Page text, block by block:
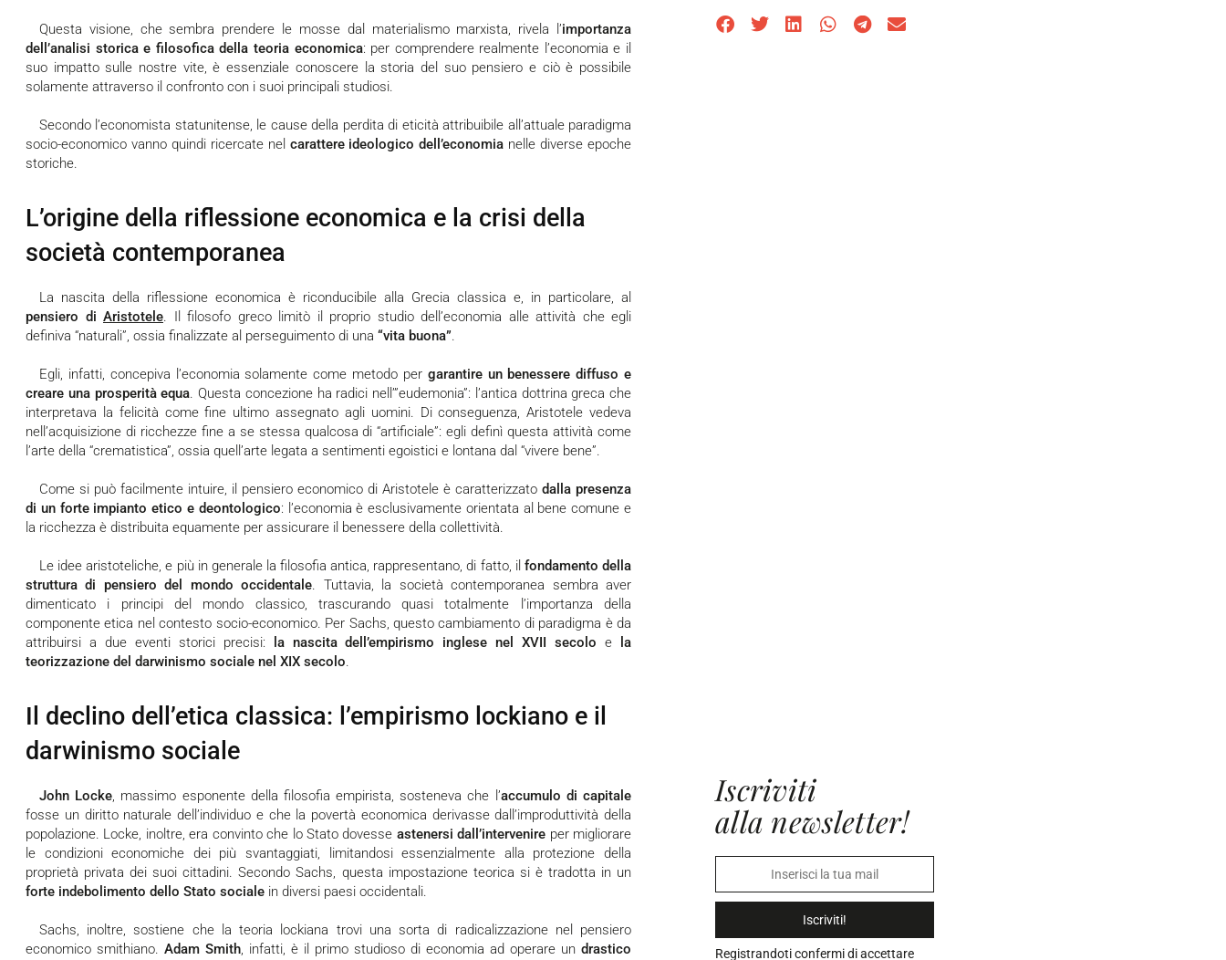
Questa visione, che sembra prendere le mosse dal materialismo marxista, rivela l’importanza
dell’analisi storica e filosofica della teoria economica: per comprendere realmente l’economia e il
suo impatto sulle nostre vite, è essenziale conoscere la storia del suo pensiero e ciò è possibile
solamente attraverso il confronto con i suoi principali studiosi.
Secondo l’economista statunitense, le cause della perdita di eticità attribuibile all’attuale paradigma
socio-economico vanno quindi ricercate nel carattere ideologico dell’economia nelle diverse epoche
storiche.
L’origine della riflessione economica e la crisi della
società contemporanea
La nascita della riflessione economica è riconducibile alla Grecia classica e, in particolare, al
pensiero di Aristotele. Il filosofo greco limitò il proprio studio dell’economia alle attività che egli
definiva “naturali”, ossia finalizzate al perseguimento di una “vita buona”.
Egli, infatti, concepiva l’economia solamente come metodo per garantire un benessere diffuso e
creare una prosperità equa. Questa concezione ha radici nell’”eudemonia”: l’antica dottrina greca che
interpretava la felicità come fine ultimo assegnato agli uomini. Di conseguenza, Aristotele vedeva
nell’acquisizione di ricchezze fine a se stessa qualcosa di “artificiale”: egli definì questa attività come
l’arte della “crematistica”, ossia quell’arte legata a sentimenti egoistici e lontana dal “vivere bene”.
Come si può facilmente intuire, il pensiero economico di Aristotele è caratterizzato dalla presenza
di un forte impianto etico e deontologico: l’economia è esclusivamente orientata al bene comune e
la ricchezza è distribuita equamente per assicurare il benessere della collettività.
Le idee aristoteliche, e più in generale la filosofia antica, rappresentano, di fatto, il fondamento della
struttura di pensiero del mondo occidentale. Tuttavia, la società contemporanea sembra aver
dimenticato i principi del mondo classico, trascurando quasi totalmente l’importanza della
componente etica nel contesto socio-economico. Per Sachs, questo cambiamento di paradigma è da
attribuirsi a due eventi storici precisi:
la nascita dell’empirismo inglese nel XVII secolo e
la
teorizzazione del darwinismo sociale nel XIX secolo.
Il declino dell’etica classica: l’empirismo lockiano e il
darwinismo sociale
John Locke, massimo esponente della filosofia empirista, sosteneva che l’accumulo di capitale
fosse un diritto naturale dell’individuo e che la povertà economica derivasse dall’improduttività della
popolazione. Locke, inoltre, era convinto che lo Stato dovesse astenersi dall’intervenire per migliorare
le condizioni economiche dei più svantaggiati, limitandosi essenzialmente alla protezione della
proprietà privata dei suoi cittadini. Secondo Sachs, questa impostazione teorica si è tradotta in un
forte indebolimento dello Stato sociale in diversi paesi occidentali.
Sachs, inoltre, sostiene che la teoria lockiana trovi una sorta di radicalizzazione nel pensiero
economico smithiano. Adam Smith, infatti, è il primo studioso di economia ad operare un drastico
Iscriviti
alla newsletter!
Iscriviti!
Registrandoti confermi di accettare